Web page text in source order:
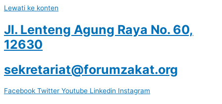
Lewati ke konten
Jl. Lenteng Agung Raya No. 60,
12630
sekretariat@forumzakat.org
Facebook Twitter Youtube Linkedin Instagram